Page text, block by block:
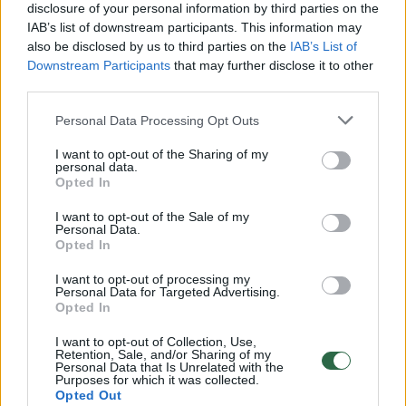
disclosure of your personal information by third parties on the
IAB’s list of downstream participants. This information may
also be disclosed by us to third parties on the IAB’s List of
Downstream Participants that may further disclose it to other
Personal Data Processing Opt Outs
I want to opt-out of the Sharing of my
personal data.
Opted In
I want to opt-out of the Sale of my
Personal Data.
Opted In
I want to opt-out of processing my
Personal Data for Targeted Advertising.
Opted In
I want to opt-out of Collection, Use,
Retention, Sale, and/or Sharing of my
Personal Data that Is Unrelated with the
Purposes for which it was collected.
Opted Out
00:00:49
Pateikė daugiau detalių apie iš tėvų paimtus šešis
vaikus: jiems kilusi grėsmė
Žinios | Lietuvos diena
00:00:30
Vaizdai iš tragiškos avarijos Vilniaus r.: dviejų moterų ir
vaiko gyvybių išgelbėti nepavyko
Nufilmavo, kaip patvino Vilniaus Vakarinis aplinkkelis:
vaizdas pribloškia
„Pagarba pirmajai premjerei“: pasidalijo jautriais